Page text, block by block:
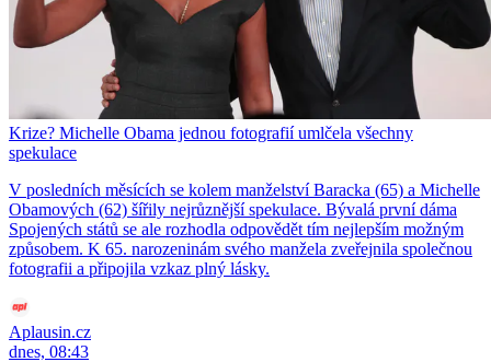
Krize? Michelle Obama jednou fotografií umlčela všechny
spekulace
V posledních měsících se kolem manželství Baracka (65) a Michelle
Obamových (62) šířily nejrůznější spekulace. Bývalá první dáma
Spojených států se ale rozhodla odpovědět tím nejlepším možným
způsobem. K 65. narozeninám svého manžela zveřejnila společnou
fotografii a připojila vzkaz plný lásky.
Aplausin.cz
dnes, 08:43